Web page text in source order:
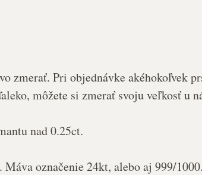
zmerať. Pri objednávke akéhokoľvek
môžete si zmerať svoju veľkosť u
nad 0.25ct.
označenie 24kt, alebo aj 999/